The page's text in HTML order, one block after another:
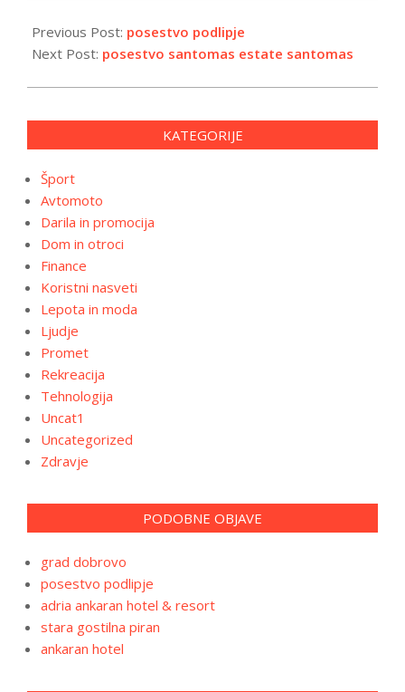
04-
15
Previous Post: posestvo podlipje
Next Post: posestvo santomas estate santomas
KATEGORIJE
Šport
Avtomoto
Darila in promocija
Dom in otroci
Finance
Koristni nasveti
Lepota in moda
Ljudje
Promet
Rekreacija
Tehnologija
Uncat1
Uncategorized
Zdravje
PODOBNE OBJAVE
grad dobrovo
posestvo podlipje
adria ankaran hotel & resort
stara gostilna piran
ankaran hotel